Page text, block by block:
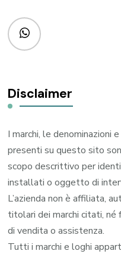
Disclaimer
I marchi, le denominazioni
presenti su questo sito
scopo descrittivo per
installati o oggetto di
L’azienda non è affiliata,
titolari dei marchi citati,
di vendita o assistenza.
Tutti i marchi e loghi